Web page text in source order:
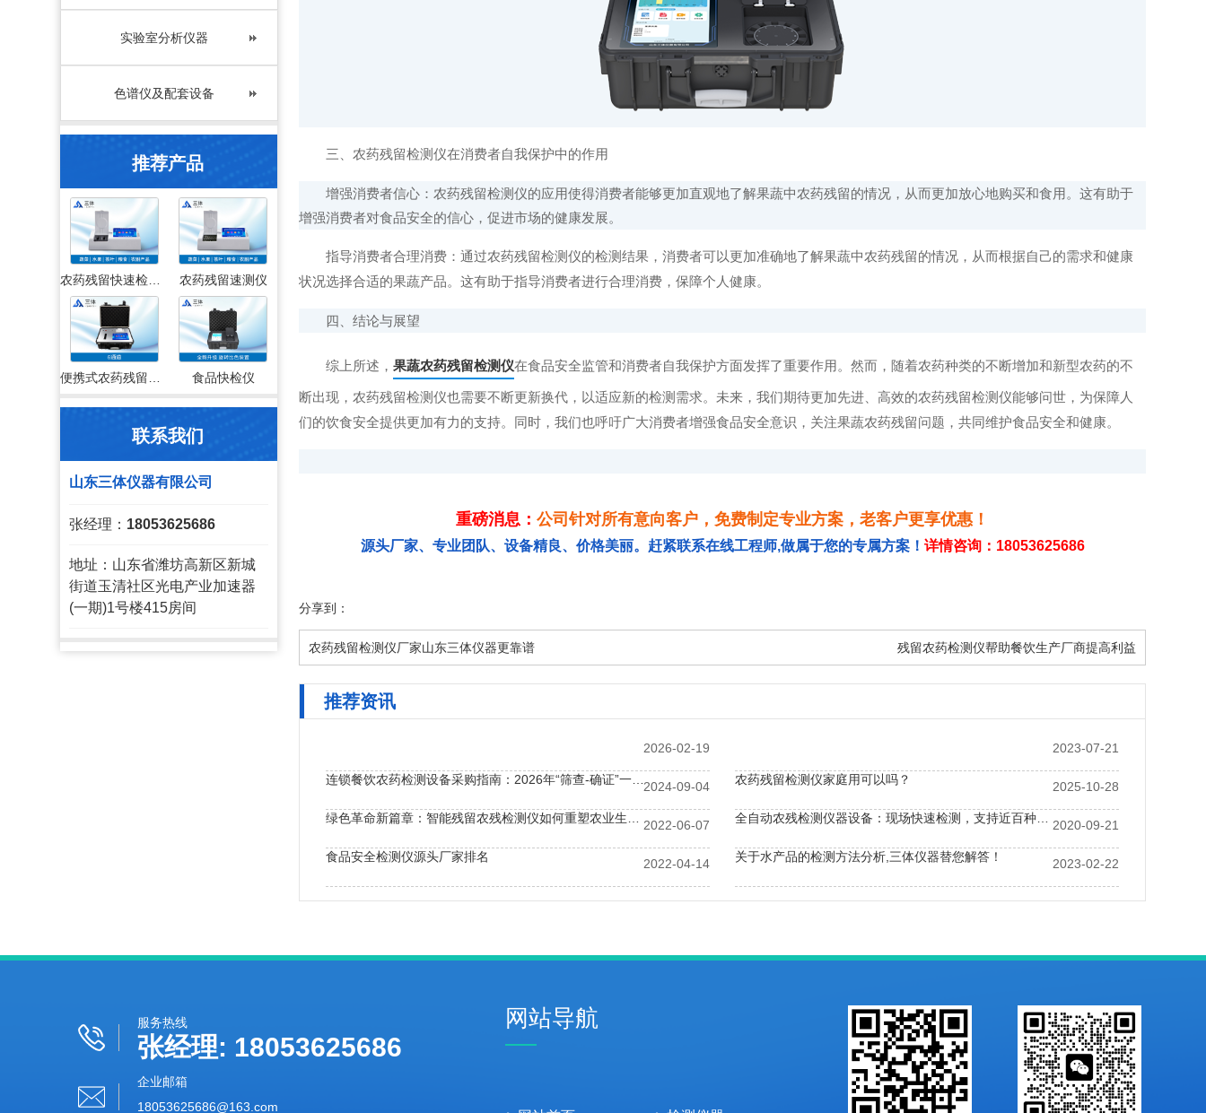
实验室分析仪器
色谱仪及配套设备
推荐产品
农药残留速测仪
食品快检仪
联系我们
山东三体仪器有限公司
张经理： 18053625686
地址：山东省潍坊高新区新城
街道玉清社区光电产业加速器
(一期)1号楼415房间
三、农药残留检测仪在消费者自我保护中的作用
增强消费者信心：农药残留检测仪的应用使得消费者能够更加直观地了解果蔬中农药残留的情况，从而更加放心地购买和食用。这有助于
增强消费者对食品安全的信心，促进市场的健康发展。
指导消费者合理消费：通过农药残留检测仪的检测结果，消费者可以更加准确地了解果蔬中农药残留的情况，从而根据自己的需求和健康
状况选择合适的果蔬产品。这有助于指导消费者进行合理消费，保障个人健康。
四、结论与展望
综上所述，果蔬农药残留检测仪在食品安全监管和消费者自我保护方面发挥了重要作用。然而，随着农药种类的不断增加和新型农药的不
断出现，农药残留检测仪也需要不断更新换代，以适应新的检测需求。未来，我们期待更加先进、高效的农药残留检测仪能够问世，为保障人
们的饮食安全提供更加有力的支持。同时，我们也呼吁广大消费者增强食品安全意识，关注果蔬农药残留问题，共同维护食品安全和健康。
重磅消息：公司针对所有意向客户，免费制定专业方案，老客户更享优惠！
源头厂家、专业团队、设备精良、价格美丽。赶紧联系在线工程师,做属于您的专属方案！ 详情咨询：18053625686
分享到：
农药残留检测仪厂家山东三体仪器更靠谱 残留农药检测仪帮助餐饮生产厂商提高利益
推荐资讯
2026-02-19 2023-07-21
农药残留检测仪家庭用可以吗？
2024-09-04 2025-10-28
全自动农残检测仪器设备：现场快速检测，支持近百种农药识别
2022-06-07
食品安全检测仪源头厂家排名
2020-09-21
关于水产品的检测方法分析,三体仪器替您解答！
2022-04-14 2023-02-22
服务热线
张经理: 18053625686
企业邮箱
18053625686@163.com‬
网站导航